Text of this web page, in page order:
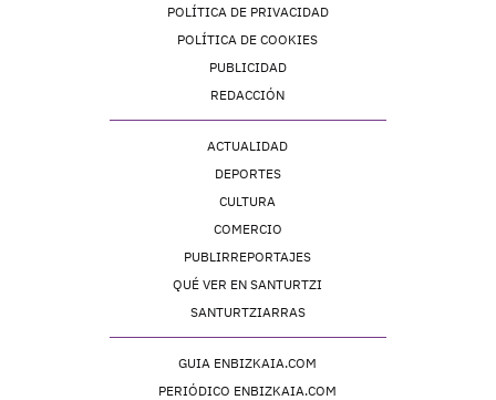
POLÍTICA DE PRIVACIDAD
POLÍTICA DE COOKIES
PUBLICIDAD
REDACCIÓN
ACTUALIDAD
DEPORTES
CULTURA
COMERCIO
PUBLIRREPORTAJES
QUÉ VER EN SANTURTZI
SANTURTZIARRAS
GUIA ENBIZKAIA.COM
PERIÓDICO ENBIZKAIA.COM